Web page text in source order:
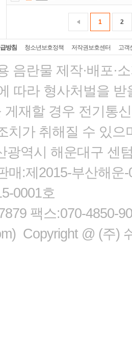
1 2
방침 청소년보호정책 저작권보호센터 고객
음란물 제작·배포·
따라 형사처벌을 받
재할 경우 전기통
치가 취해질 수 있으
역시 해운대구 센
매:제2015-부산해
0001호
팩스:070-4850-
Copyright @ (주)